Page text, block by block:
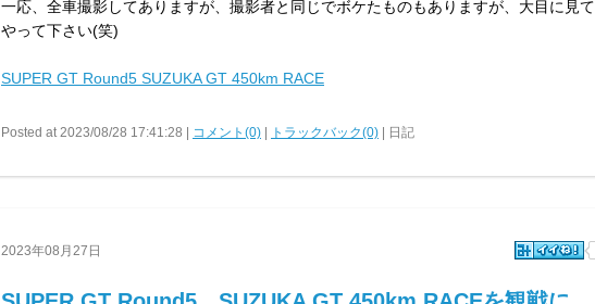
一応、全車撮影してありますが、撮影者と同じでボケたものもありますが、大目に見て
やって下さい(笑)
SUPER GT Round5 SUZUKA GT 450km RACE
Posted at 2023/08/28 17:41:28 | コメント(0) トラックバック(0) | 日記
2023年08月27日